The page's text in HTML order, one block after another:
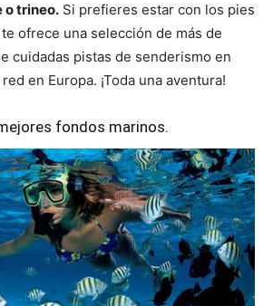
o trineo. Si prefieres estar con los pies
ofrece una selección de más de
cuidadas pistas de senderismo en
en Europa. ¡Toda una aventura!
fondos marinos.